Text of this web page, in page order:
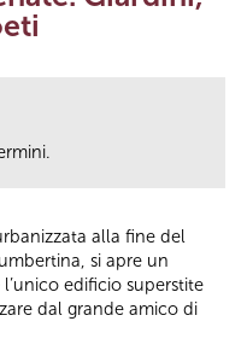
alla fine del
si apre un
edificio superstite
dal grande amico di